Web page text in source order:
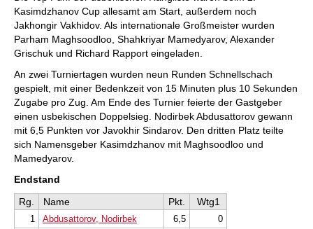
Kasimdzhanov Cup allesamt am Start, außerdem noch
Jakhongir Vakhidov. Als internationale Großmeister wurden
Parham Maghsoodloo, Shahkriyar Mamedyarov, Alexander
Grischuk und Richard Rapport eingeladen.
An zwei Turniertagen wurden neun Runden Schnellschach
gespielt, mit einer Bedenkzeit von 15 Minuten plus 10 Sekunden
Zugabe pro Zug. Am Ende des Turnier feierte der Gastgeber
einen usbekischen Doppelsieg. Nodirbek Abdusattorov gewann
mit 6,5 Punkten vor Javokhir Sindarov. Den dritten Platz teilte
sich Namensgeber Kasimdzhanov mit Maghsoodloo und
Mamedyarov.
Endstand
Rg.
Name Pkt. Wtg1
1 Abdusattorov, Nodirbek 6,5
0